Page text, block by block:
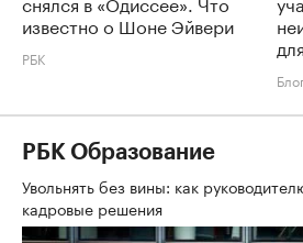
известно о Шоне Эйвери
РБК
РБК Образование
Увольнять без вины: как
кадровые решения